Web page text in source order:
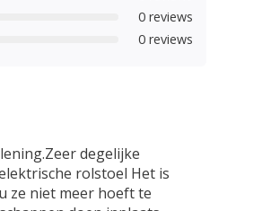
0 reviews
0 reviews
degelijke
rolstoel Het is
ze niet meer hoeft te